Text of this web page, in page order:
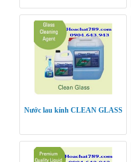
Nước lau kính CLEAN GLASS